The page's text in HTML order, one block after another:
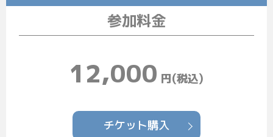
参加料金
12,000 円(税込)
チケット購入